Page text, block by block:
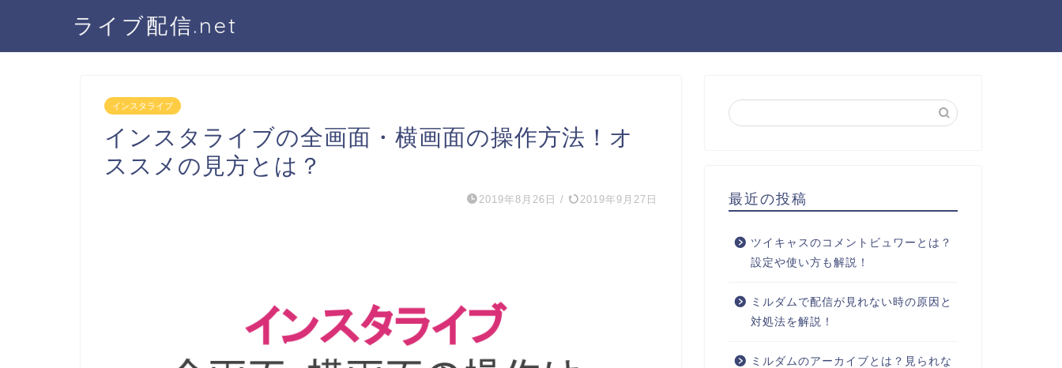
ライブ配信.net
インスタライブ
インスタライブの全画面・横画面の操作方法！オ
ススメの見方とは？
2019年8月26日 / 2019年9月27日 最近の投稿
ツイキャスのコメントビュワーとは？
設定や使い方も解説！
ミルダムで配信が見れない時の原因と
対処法を解説！
ミルダムのアーカイブとは？見られな